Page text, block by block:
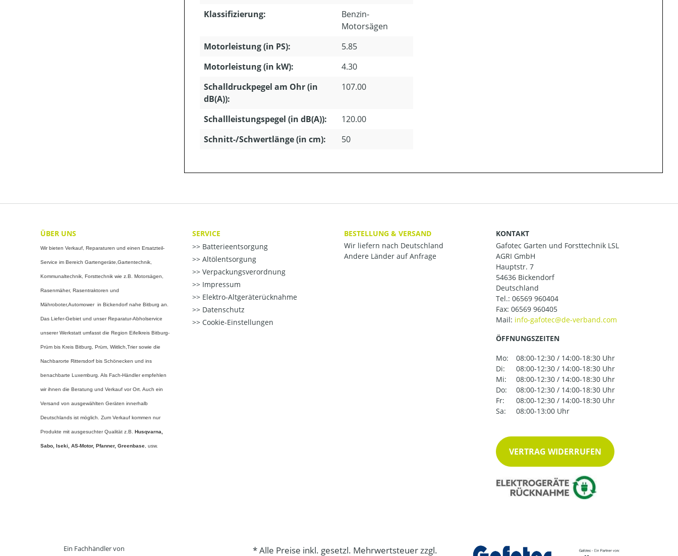
Klassifizierung:
Benzin-
Motorsägen
Motorleistung (in PS):
5.85
Motorleistung (in kW):
4.30
Schalldruckpegel am Ohr (in
dB(A)):
107.00
Schallleistungspegel (in dB(A)):
120.00
Schnitt-/Schwertlänge (in cm):
50
ÜBER UNS
Wir bieten Verkauf, Reparaturen und einen Ersatzteil-
Service im Bereich Gartengeräte,Gartentechnik,
Kommunaltechnik, Forsttechnik wie z.B. Motorsägen,
Rasenmäher, Rasentraktoren und
Mähroboter,Automower in Bickendorf nahe Bitburg an.
Das Liefer-Gebiet und unser Reparatur-Abholservice
unserer Werkstatt umfasst die Region Eifelkreis Bitburg-
Prüm bis Kreis Bitburg, Prüm, Wiitlich,Trier sowie die
Nachbarorte Rittersdorf bis Schönecken und ins
benachbarte Luxemburg. Als Fach-Händler empfehlen
wir ihnen die Beratung und Verkauf vor Ort. Auch ein
Versand von ausgewählten Geräten innerhalb
Deutschlands ist möglich. Zum Verkauf kommen nur
Produkte mit ausgesuchter Qualität z.B. Husqvarna,
Sabo, Iseki, AS-Motor, Pfanner, Greenbase , usw.
SERVICE
Batterieentsorgung
Altölentsorgung
Verpackungsverordnung
Impressum
Elektro-Altgeräterücknahme
Datenschutz
Cookie-Einstellungen
BESTELLUNG & VERSAND
Wir liefern nach Deutschland
Andere Länder auf Anfrage
KONTAKT
Gafotec Garten und Forsttechnik LSL
AGRI GmbH
Hauptstr. 7
54636 Bickendorf
Deutschland
Tel.: 06569 960404
Fax: 06569 960405
Mail:
ÖFFNUNGSZEITEN
Mo:
08:00-12:30 / 14:00-18:30 Uhr
Di:
08:00-12:30 / 14:00-18:30 Uhr
Mi:
08:00-12:30 / 14:00-18:30 Uhr
Do:
08:00-12:30 / 14:00-18:30 Uhr
Fr:
08:00-12:30 / 14:00-18:30 Uhr
Sa:
08:00-13:00 Uhr
VERTRAG WIDERRUFEN
Ein Fachhändler von * Alle Preise inkl. gesetzl. Mehrwertsteuer zzgl.